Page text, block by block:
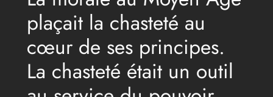
plaçait la chasteté au
cœur de ses principes.
La chasteté était un outil